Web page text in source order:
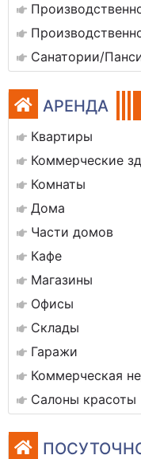
Санатории/
АРЕНДА
Квартиры
Коммерческие
Комнаты
Дома
Части домов
Кафе
Магазины
Офисы
Склады
Гаражи
Коммерческая
Салоны красоты